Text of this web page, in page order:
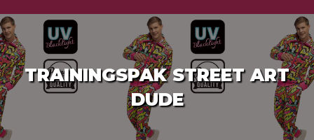
TRAININGSPAK STREET ART
DUDE